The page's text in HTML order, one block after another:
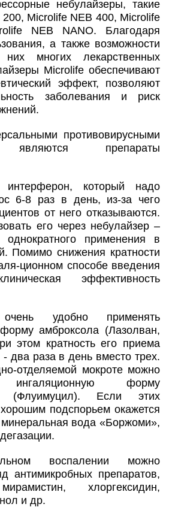
небулайзеры, такие
200, Microlife NEB 400, Microlife
NEB NANO. Благодаря
а также возможности
многих лекарственных
Microlife обеспечивают
эффект, позволяют
заболевания и риск
противовирусными
являются препараты
интерферон, который надо
6-8 раз в день, из-за чего
от него отказываются.
его через небулайзер –
однократного применения в
Помимо снижения кратности
ционном способе введения
эффективность
удобно применять
амброксола (Лазолван,
этом кратность его приема
- два раза в день вместо трех.
отделяемой мокроте можно
ингаляционную форму
(Флуимуцил). Если этих
подспорьем окажется
вода «Боржоми»,
воспалении можно
антимикробных препаратов,
хлоргексидин,
и др.